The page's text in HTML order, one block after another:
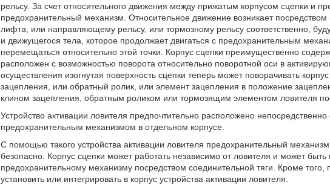
рельсу. За счет относительного движения между прижатым корпусом сцепки и
предохранительный механизм. Относительное движение возникает
лифта, или направляющему рельсу, или тормозному рельсу соответственно,
и движущегося тела, которое продолжает двигаться с предохранительным
перемещаться относительно этой точки. Корпус сцепки преимущественно
расположен с возможностью поворота относительно поворотной оси в
осуществления изогнутая поверхность сцепки теперь может поворачивать
зацепления, или обратный ролик, или элемент зацепления в положение
клином зацепления, обратным роликом или тормозящим элементом ловителя
Устройство активации ловителя предпочтительно расположено
предохранительным механизмом в отдельном корпусе.
С помощью такого устройства активации ловителя предохранительный
безопасно. Корпус сцепки может работать независимо от ловителя и может
предохранительному механизму посредством соединительной тяги. Кроме
установить или интегрировать в корпус устройства активации ловителя.